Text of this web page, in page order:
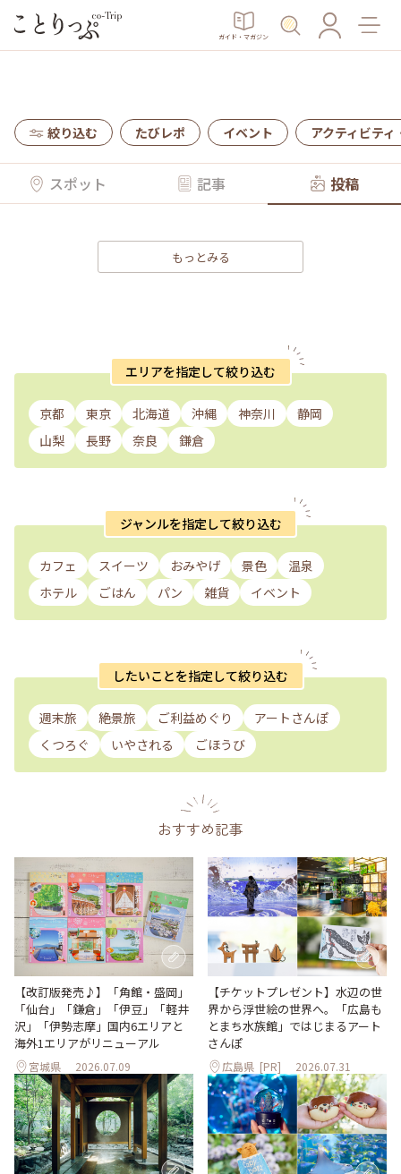
ガイド・マガジン
絞り込む たびレポ イベント アクティビティ
スポット 記事 投稿
もっとみる
エリアを指定して絞り込む
京都 東京 北海道 沖縄 神奈川
静岡
山梨
長野 奈良 鎌倉
ジャンルを指定して絞り込む
カフェ スイーツ おみやげ 景色
温泉
ホテル
ごはん パン 雑貨 イベント
したいことを指定して絞り込む
週末旅 絶景旅 ご利益めぐり
アートさんぽ
くつろぐ
いやされる ごほうび
おすすめ記事
【改訂版発売♪】「角館・盛岡」
「仙台」「鎌倉」「伊豆」「軽井
沢」「伊勢志摩」国内6エリアと
海外1エリアがリニューアル
宮城県 2026.07.09
【チケットプレゼント】水辺の世
界から浮世絵の世界へ。「広島も
とまち水族館」ではじまるアート
さんぽ
広島県 [PR] 2026.07.31